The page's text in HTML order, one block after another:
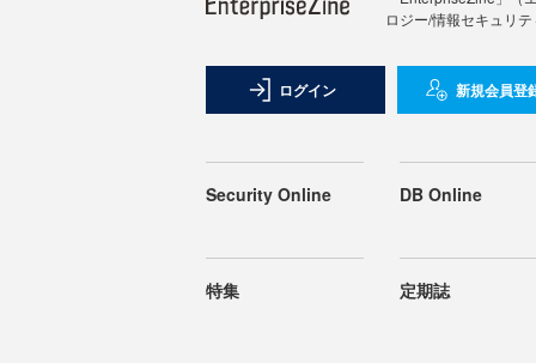
ロジー/情報セキュリ
ログイン 新規会員登
Security Online DB Online
特集 定期誌